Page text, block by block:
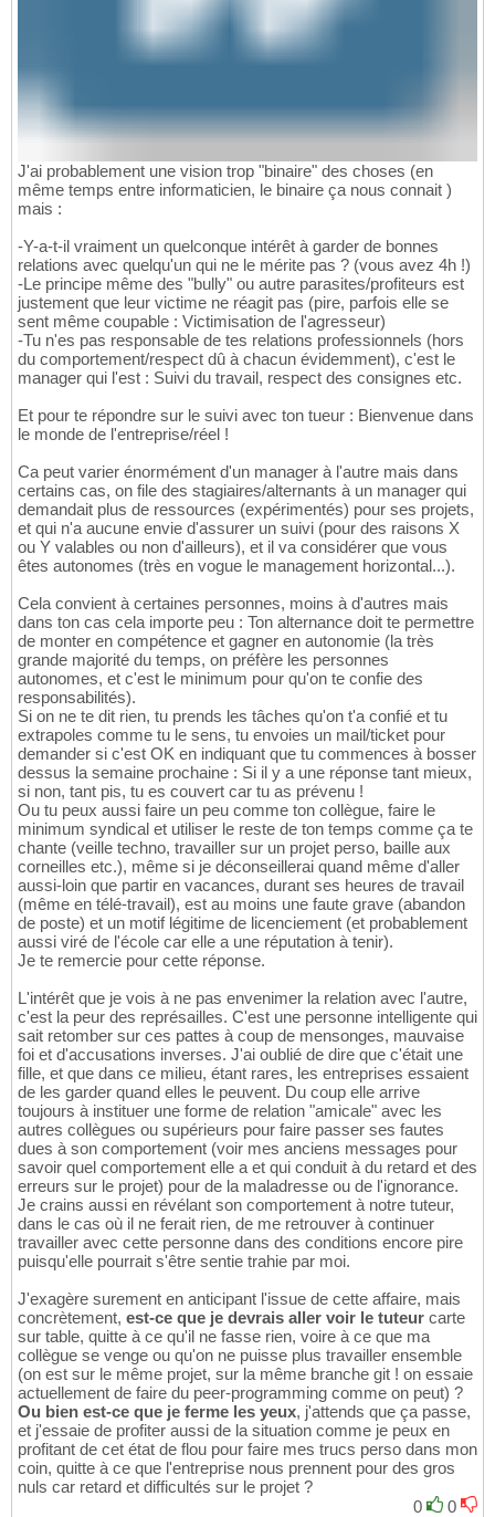
J'ai probablement une vision trop "binaire" des choses (en
même temps entre informaticien, le binaire ça nous connait )
mais :
-Y-a-t-il vraiment un quelconque intérêt à garder de bonnes
relations avec quelqu'un qui ne le mérite pas ? (vous avez 4h !)
-Le principe même des "bully" ou autre parasites/profiteurs est
justement que leur victime ne réagit pas (pire, parfois elle se
sent même coupable : Victimisation de l'agresseur)
-Tu n'es pas responsable de tes relations professionnels (hors
du comportement/respect dû à chacun évidemment), c'est le
manager qui l'est : Suivi du travail, respect des consignes etc.
Et pour te répondre sur le suivi avec ton tueur : Bienvenue dans
le monde de l'entreprise/réel !
Ca peut varier énormément d'un manager à l'autre mais dans
certains cas, on file des stagiaires/alternants à un manager qui
demandait plus de ressources (expérimentés) pour ses projets,
et qui n'a aucune envie d'assurer un suivi (pour des raisons X
ou Y valables ou non d'ailleurs), et il va considérer que vous
êtes autonomes (très en vogue le management horizontal...).
Cela convient à certaines personnes, moins à d'autres mais
dans ton cas cela importe peu : Ton alternance doit te permettre
de monter en compétence et gagner en autonomie (la très
grande majorité du temps, on préfère les personnes
autonomes, et c'est le minimum pour qu'on te confie des
responsabilités).
Si on ne te dit rien, tu prends les tâches qu'on t'a confié et tu
extrapoles comme tu le sens, tu envoies un mail/ticket pour
demander si c'est OK en indiquant que tu commences à bosser
dessus la semaine prochaine : Si il y a une réponse tant mieux,
si non, tant pis, tu es couvert car tu as prévenu !
Ou tu peux aussi faire un peu comme ton collègue, faire le
minimum syndical et utiliser le reste de ton temps comme ça te
chante (veille techno, travailler sur un projet perso, baille aux
corneilles etc.), même si je déconseillerai quand même d'aller
aussi-loin que partir en vacances, durant ses heures de travail
(même en télé-travail), est au moins une faute grave (abandon
de poste) et un motif légitime de licenciement (et probablement
aussi viré de l'école car elle a une réputation à tenir).
Je te remercie pour cette réponse.
L'intérêt que je vois à ne pas envenimer la relation avec l'autre,
c'est la peur des représailles. C'est une personne intelligente qui
sait retomber sur ces pattes à coup de mensonges, mauvaise
foi et d'accusations inverses. J'ai oublié de dire que c'était une
fille, et que dans ce milieu, étant rares, les entreprises essaient
de les garder quand elles le peuvent. Du coup elle arrive
toujours à instituer une forme de relation "amicale" avec les
autres collègues ou supérieurs pour faire passer ses fautes
dues à son comportement (voir mes anciens messages pour
savoir quel comportement elle a et qui conduit à du retard et des
erreurs sur le projet) pour de la maladresse ou de l'ignorance.
Je crains aussi en révélant son comportement à notre tuteur,
dans le cas où il ne ferait rien, de me retrouver à continuer
travailler avec cette personne dans des conditions encore pire
puisqu'elle pourrait s'être sentie trahie par moi.
J'exagère surement en anticipant l'issue de cette affaire, mais
concrètement, est-ce que je devrais aller voir le tuteur carte
sur table, quitte à ce qu'il ne fasse rien, voire à ce que ma
collègue se venge ou qu'on ne puisse plus travailler ensemble
(on est sur le même projet, sur la même branche git ! on essaie
actuellement de faire du peer-programming comme on peut) ?
Ou bien est-ce que je ferme les yeux, j'attends que ça passe,
et j'essaie de profiter aussi de la situation comme je peux en
profitant de cet état de flou pour faire mes trucs perso dans mon
coin, quitte à ce que l'entreprise nous prennent pour des gros
nuls car retard et difficultés sur le projet ?
0
0